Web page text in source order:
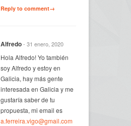
Reply to comment→
Alfredo- 31 enero, 2020
Hola Alfredo! Yo también
soy Alfredo y estoy en
Galicia, hay más gente
interesada en Galicia y me
gustaría saber de tu
propuesta, mi email es
a.ferreira.vigo@gmail.com